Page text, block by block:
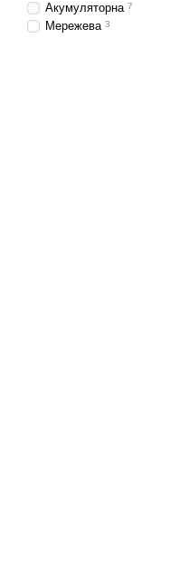
Акумуляторна 7
Мережева 3